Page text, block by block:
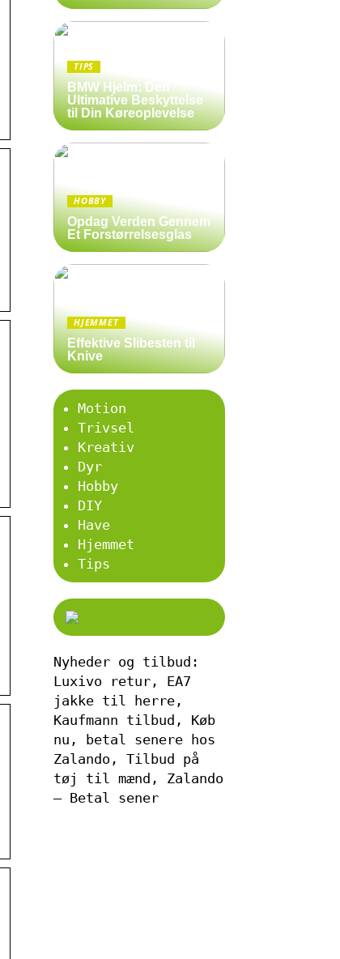
TIPS
BMW Hjelm: Den
Ultimative Beskyttelse
til Din Køreoplevelse
HOBBY
Opdag Verden Gennem
Et Forstørrelsesglas
HJEMMET
Effektive Slibesten til
Knive
Motion
Trivsel
Kreativ
Dyr
Hobby
DIY
Have
Hjemmet
Tips
Nyheder og tilbud:
Luxivo retur, EA7
jakke til herre,
Kaufmann tilbud, Køb
nu, betal senere hos
Zalando, Tilbud på
tøj til mænd, Zalando
– Betal sener